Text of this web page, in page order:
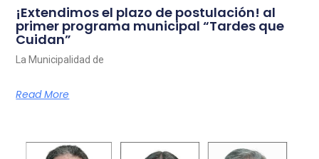
¡Extendimos el plazo de postulación! al
primer programa municipal “Tardes que
Cuidan”
La Municipalidad de
Read More